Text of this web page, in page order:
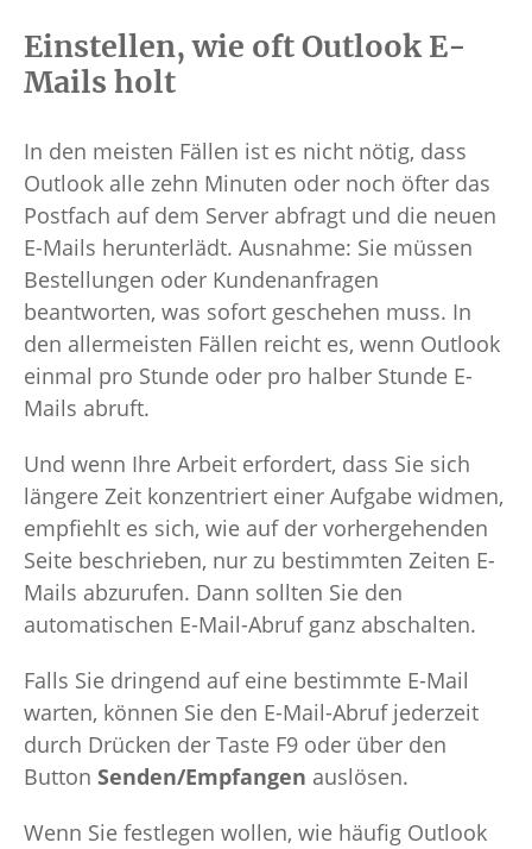
Einstellen, wie oft Outlook E-
Mails holt
In den meisten Fällen ist es nicht nötig, dass
Outlook alle zehn Minuten oder noch öfter das
Postfach auf dem Server abfragt und die neuen
E-Mails herunterlädt. Ausnahme: Sie müssen
Bestellungen oder Kundenanfragen
beantworten, was sofort geschehen muss. In
den allermeisten Fällen reicht es, wenn Outlook
einmal pro Stunde oder pro halber Stunde E-
Mails abruft.
Und wenn Ihre Arbeit erfordert, dass Sie sich
längere Zeit konzentriert einer Aufgabe widmen,
empfiehlt es sich, wie auf der vorhergehenden
Seite beschrieben, nur zu bestimmten Zeiten E-
Mails abzurufen. Dann sollten Sie den
automatischen E-Mail-Abruf ganz abschalten.
Falls Sie dringend auf eine bestimmte E-Mail
warten, können Sie den E-Mail-Abruf jederzeit
durch Drücken der Taste F9 oder über den
Button Senden/Empfangen auslösen.
Wenn Sie festlegen wollen, wie häufig Outlook